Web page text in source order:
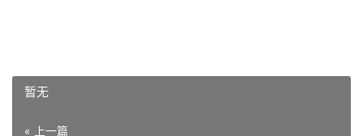
暂无
« 上一篇